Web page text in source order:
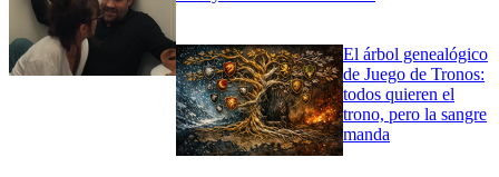
El árbol genealógico
de Juego de Tronos:
todos quieren el
trono, pero la sangre
manda